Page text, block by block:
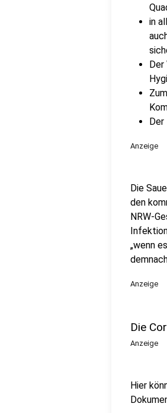
in
Der
Der
Anzeige
Die
den
NRW-
„wenn
Anzeige
Die
Anzeige
Hier